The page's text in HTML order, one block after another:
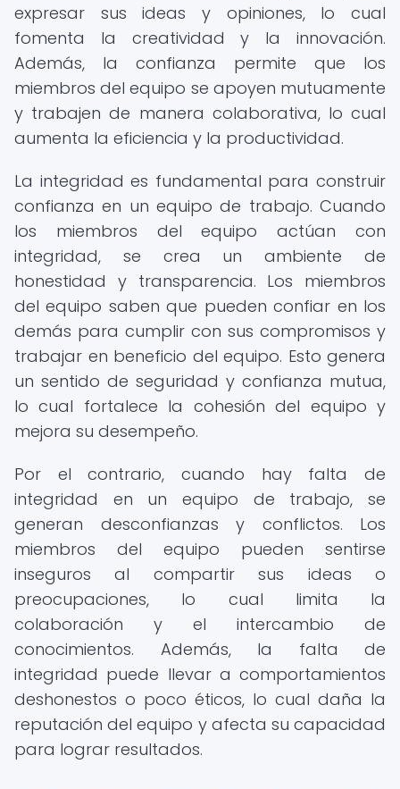
expresar sus ideas y opiniones, lo cual
fomenta la creatividad y la innovación.
Además, la confianza permite que los
miembros del equipo se apoyen mutuamente
y trabajen de manera colaborativa, lo cual
aumenta la eficiencia y la productividad.
La integridad es fundamental para construir
confianza en un equipo de trabajo. Cuando
los miembros del equipo actúan con
integridad, se crea un ambiente de
honestidad y transparencia. Los miembros
del equipo saben que pueden confiar en los
demás para cumplir con sus compromisos y
trabajar en beneficio del equipo. Esto genera
un sentido de seguridad y confianza mutua,
lo cual fortalece la cohesión del equipo y
mejora su desempeño.
Por el contrario, cuando hay falta de
integridad en un equipo de trabajo, se
generan desconfianzas y conflictos. Los
miembros del equipo pueden sentirse
inseguros al compartir sus ideas o
preocupaciones, lo cual limita la
colaboración y el intercambio de
conocimientos. Además, la falta de
integridad puede llevar a comportamientos
deshonestos o poco éticos, lo cual daña la
reputación del equipo y afecta su capacidad
para lograr resultados.